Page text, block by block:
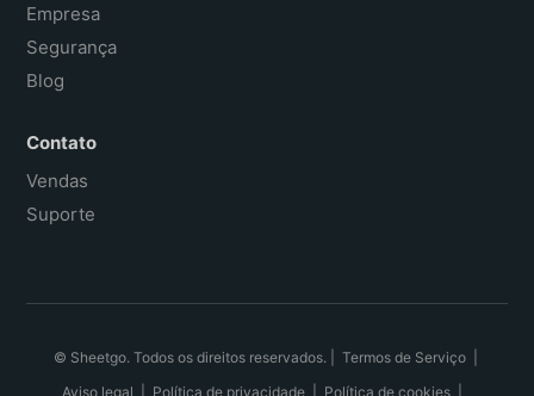
Empresa
Segurança
Blog
Contato
Vendas
Suporte
© Sheetgo. Todos os direitos reservados. | Termos de Serviço|
Aviso legal
Política de privacidade| Política de cookies|